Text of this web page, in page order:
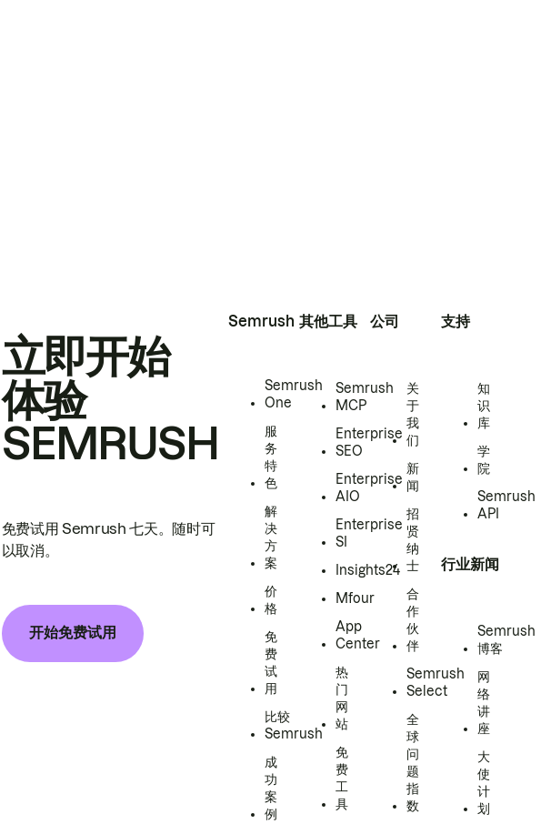
立即开始
体验
SEMRUSH
免费试用 Semrush 七天。随时可
以取消。
开始免费试用
Semrush
Semrush
One
服
务
特
色
解
决
方
案
价
格
免
费
试
用
比较
Semrush
成
功
案
例
其他工具
Semrush
MCP
Enterprise
SEO
Enterprise
AIO
Enterprise
SI
Insights24
Mfour
App
Center
热
门
网
站
免
费
工
具
公司
关
于
我
们
新
闻
招
贤
纳
士
合
作
伙
伴
Semrush
Select
全
球
问
题
指
数
支持
知
识
库
学
院
Semrush
API
行业新闻
Semrush
博客
网
络
讲
座
大
使
计
划